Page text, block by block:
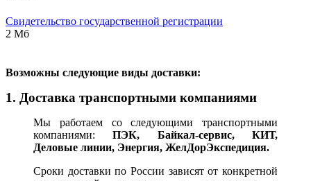
Свидетельство государственной регистрации
2 Мб
Возможны следующие виды доставки:
1. Доставка транспортными компаниями
Мы работаем со следующими транспортными
компаниями:ПЭК, Байкал-сервис, КИТ,
Деловые линии, Энергия, ЖелДорЭкспедиция.
Сроки доставки по России зависят от конкретной